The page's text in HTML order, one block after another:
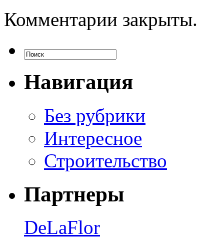
Комментарии закрыты.
Навигация
Без рубрики
Интересное
Строительство
Партнеры
DeLaFlor